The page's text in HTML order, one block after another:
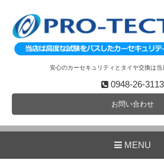
安心のカーセキュリティとタイヤ交換は当
0948-26-3113
お問い合わせ
MENU